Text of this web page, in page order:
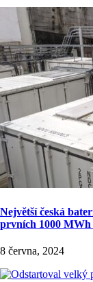
Největší česká
prvních 1000 MWh
8 června, 2024